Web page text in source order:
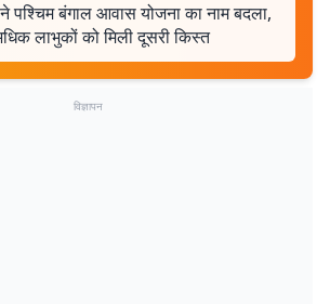
पश्चिम बंगाल आवास योजना का नाम बदला,
लाभुकों को मिली दूसरी किस्त
विज्ञापन